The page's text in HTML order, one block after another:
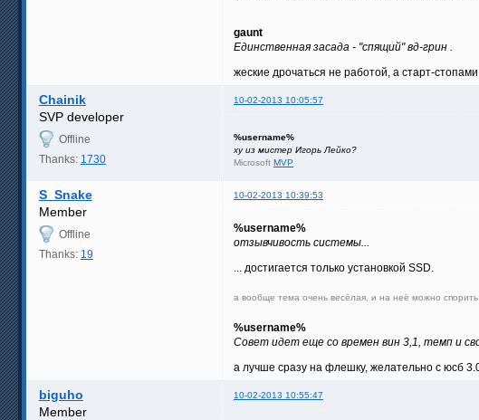
gaunt
Единственная засада - "спящий" вд-грин .
жеские дрочаться не работой, а старт-
Chainik 10-02-2013 10:05:57
SVP developer
Offline
Thanks: 1730
%username%
ху из мистер Игорь Лейко?
Microsoft MVP
S_Snake 10-02-2013 10:39:53
Member
Offline
Thanks: 19
%username%
отзывчивость системы...
... достигается только установкой SSD.
а вообще тема очень весёлая, и на неё можно спорить
%username%
Совет идет еще со времен вин 3,1, темп и
а лучше сразу на флешку, желательно с юсб
biguho 10-02-2013 10:55:47
Member